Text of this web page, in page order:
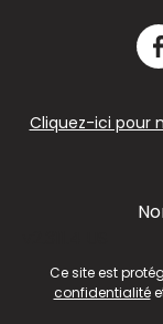
Cliquez-ici pour
Ce site est
confidentialité